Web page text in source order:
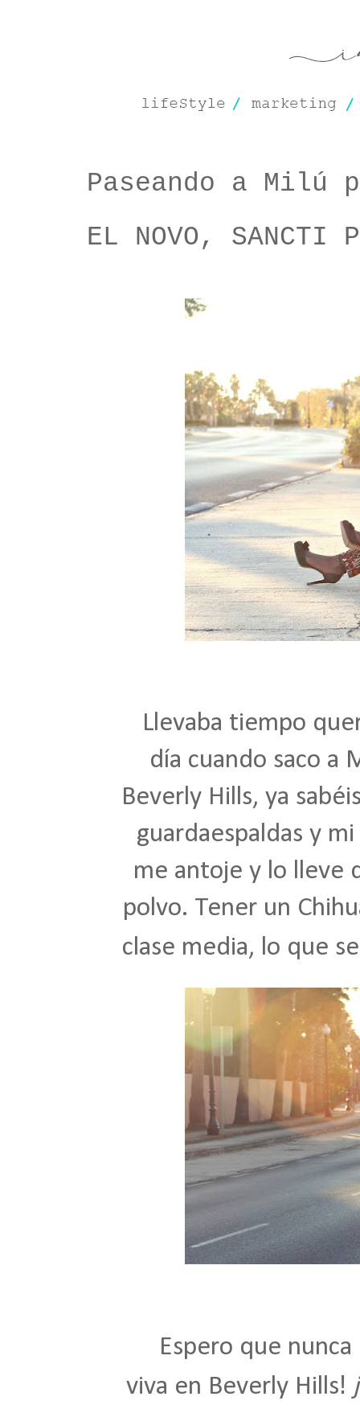
Paseando a
EL NOVO,
Llevaba tiempo
día cuando saco a
Beverly Hills, ya
guardaespaldas y
me antoje y lo lleve
polvo. Tener un
clase media, lo que
Espero que nunca
viva en Beverly Hills!